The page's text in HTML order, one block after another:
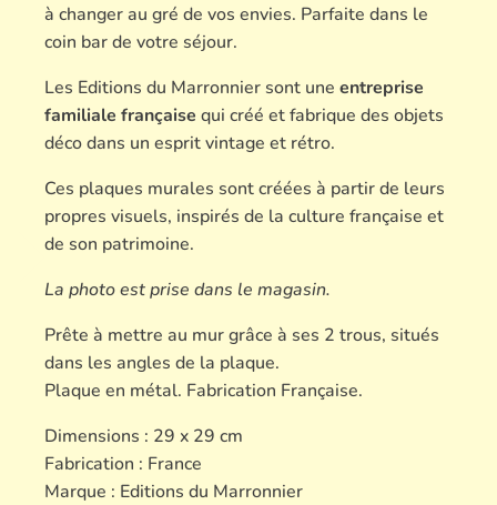
à changer au gré de vos envies. Parfaite dans le
coin bar de votre séjour.
Les Editions du Marronnier sont une entreprise
familiale française qui créé et fabrique des objets
déco dans un esprit vintage et rétro.
Ces plaques murales sont créées à partir de leurs
propres visuels, inspirés de la culture française et
de son patrimoine.
La photo est prise dans le magasin.
Prête à mettre au mur grâce à ses 2 trous, situés
dans les angles de la plaque.
Plaque en métal. Fabrication Française.
Dimensions : 29 x 29 cm
Fabrication : France
Marque : Editions du Marronnier